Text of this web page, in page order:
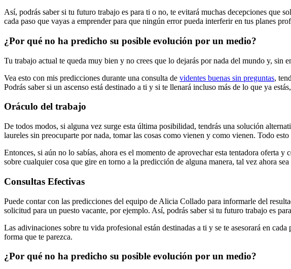
Así, podrás saber si tu futuro trabajo es para ti o no, te evitará muchas decepciones que
cada paso que vayas a emprender para que ningún error pueda interferir en tus planes
¿Por qué no ha predicho su posible evolución por un medio?
Tu trabajo actual te queda muy bien y no crees que lo dejarás por nada del mundo y, sin
Vea esto con mis predicciones durante una consulta de videntes buenas sin preguntas,
Podrás saber si un ascenso está destinado a ti y si te llenará incluso más de lo que ya
Oráculo del trabajo
De todos modos, si alguna vez surge esta última posibilidad, tendrás una solución
laureles sin preocuparte por nada, tomar las cosas como vienen y como vienen. Todo
Entonces, si aún no lo sabías, ahora es el momento de aprovechar esta tentadora oferta
sobre cualquier cosa que gire en torno a la predicción de alguna manera, tal vez ahora
Consultas Efectivas
Puede contar con las predicciones del equipo de Alicia Collado para informarle del
solicitud para un puesto vacante, por ejemplo. Así, podrás saber si tu futuro trabajo es
Las adivinaciones sobre tu vida profesional están destinadas a ti y se te asesorará en
forma que te parezca.
¿Por qué no ha predicho su posible evolución por un medio?